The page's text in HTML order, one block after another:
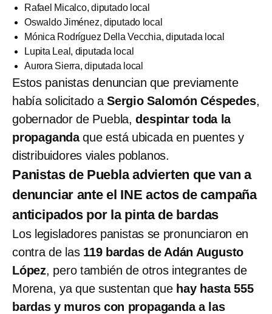
Rafael Micalco, diputado local
Oswaldo Jiménez, diputado local
Mónica Rodríguez Della Vecchia, diputada local
Lupita Leal, diputada local
Aurora Sierra, diputada local
Estos panistas denuncian que previamente
había solicitado aSergio Salomón Céspedes,
gobernador de Puebla,despintar toda la
propagandaque está ubicada en puentes y
distribuidores viales poblanos.
Panistas de Puebla advierten que van a
denunciar ante el INE actos de campaña
anticipados por la pinta de bardas
Los legisladores panistas se pronunciaron en
contra de las 119 bardas de Adán Augusto
López, pero también de otros integrantes de
Morena, ya que sustentan que hay hasta 555
bardas y muros con propaganda a las